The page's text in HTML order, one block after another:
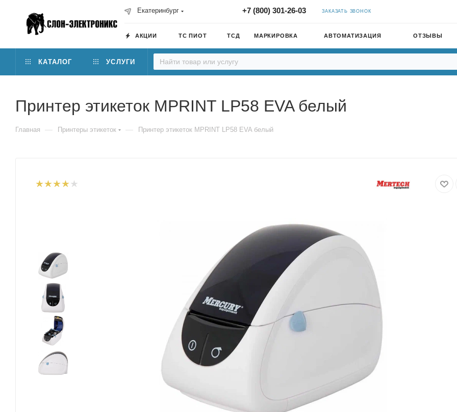
Екатеринбург +7 (800) 301-26-03 ЗАКАЗАТЬ ЗВОНОК
АКЦИИ ТС ПИОТ ТСД МАРКИРОВКА АВТОМАТИЗАЦИЯ ОТЗЫВЫ
КАТАЛОГ УСЛУГИ
Принтер этикеток MPRINT LP58 EVA белый
Главная — Принтеры этикеток — Принтер этикеток MPRINT LP58 EVA белый